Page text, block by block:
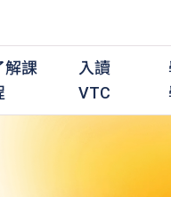
解課
入讀
VTC